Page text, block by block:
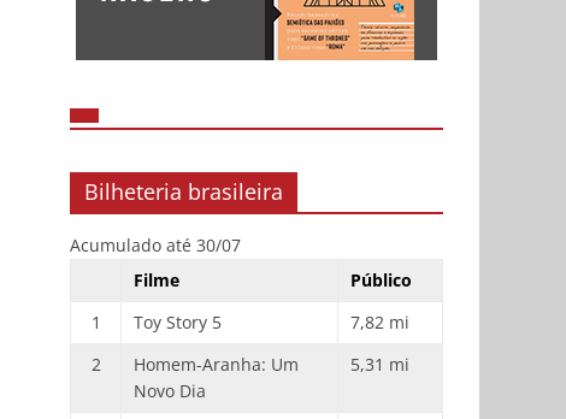
Bilheteria brasileira
Acumulado até 30/07
Filme
Público
1
Toy Story 5
7,82 mi
2
Homem-Aranha: Um
Novo Dia
5,31 mi